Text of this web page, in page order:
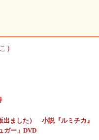
）
ました）
小説『ルミチカ』
ガー」DVD